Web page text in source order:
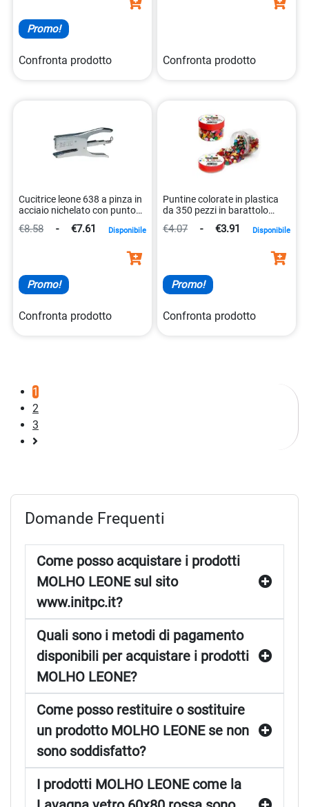
Promo!
Confronta prodotto Confronta prodotto
Cucitrice leone 638 a pinza in
acciaio nichelato con punto
126/128 8002057762803
€8.58 €7.61 Disponibile
Promo!
Confronta prodotto
Puntine colorate in plastica
da 350 pezzi in barattolo
8002057753603
€4.07 €3.91 Disponibile
Promo!
Confronta prodotto
1
2
3
Domande Frequenti
Come posso acquistare i prodotti
MOLHO LEONE sul sito
www.initpc.it?
Quali sono i metodi di pagamento
disponibili per acquistare i prodotti
MOLHO LEONE?
Come posso restituire o sostituire
un prodotto MOLHO LEONE se non
sono soddisfatto?
I prodotti MOLHO LEONE come la
Lavagna vetro 60x80 rossa sono